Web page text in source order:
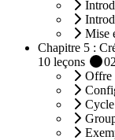
Mise
Chapitre 5 :
10 leçons
Offre